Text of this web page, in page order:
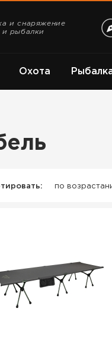
и снаряжение
и рыбалки
Охота
по